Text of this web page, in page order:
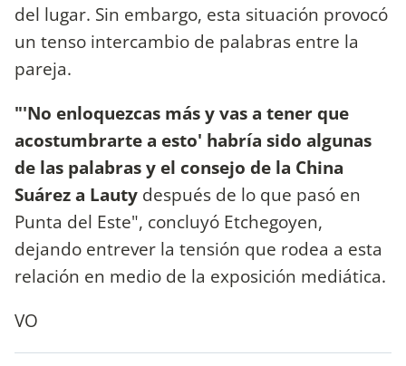
del lugar. Sin embargo, esta situación provocó
un tenso intercambio de palabras entre la
pareja.
"'No enloquezcas más y vas a tener que
acostumbrarte a esto' habría sido algunas
de las palabras y el consejo de la China
Suárez a Lauty después de lo que pasó en
Punta del Este", concluyó Etchegoyen,
dejando entrever la tensión que rodea a esta
relación en medio de la exposición mediática.
VO